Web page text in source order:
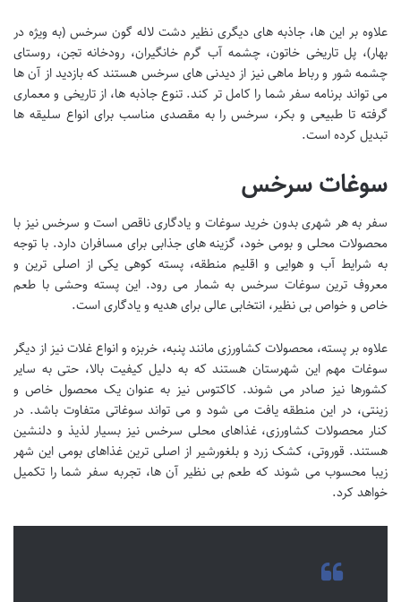
علاوه بر این ها، جاذبه های دیگری نظیر دشت لاله گون سرخس (به ویژه در
بهار)، پل تاریخی خاتون، چشمه آب گرم خانگیران، رودخانه تجن، روستای
چشمه شور و رباط ماهی نیز از دیدنی های سرخس هستند که بازدید از آن ها
می تواند برنامه سفر شما را کامل تر کند. تنوع جاذبه ها، از تاریخی و معماری
گرفته تا طبیعی و بکر، سرخس را به مقصدی مناسب برای انواع سلیقه ها
تبدیل کرده است.
سوغات سرخس
سفر به هر شهری بدون خرید سوغات و یادگاری ناقص است و سرخس نیز با
محصولات محلی و بومی خود، گزینه های جذابی برای مسافران دارد. با توجه
به شرایط آب و هوایی و اقلیم منطقه، پسته کوهی یکی از اصلی ترین و
معروف ترین سوغات سرخس به شمار می رود. این پسته وحشی با طعم
خاص و خواص بی نظیر، انتخابی عالی برای هدیه و یادگاری است.
علاوه بر پسته، محصولات کشاورزی مانند پنبه، خربزه و انواع غلات نیز از دیگر
سوغات مهم این شهرستان هستند که به دلیل کیفیت بالا، حتی به سایر
کشورها نیز صادر می شوند. کاکتوس نیز به عنوان یک محصول خاص و
زینتی، در این منطقه یافت می شود و می تواند سوغاتی متفاوت باشد. در
کنار محصولات کشاورزی، غذاهای محلی سرخس نیز بسیار لذیذ و دلنشین
هستند. قوروتی، کشک زرد و بلغورشیر از اصلی ترین غذاهای بومی این شهر
زیبا محسوب می شوند که طعم بی نظیر آن ها، تجربه سفر شما را تکمیل
خواهد کرد.